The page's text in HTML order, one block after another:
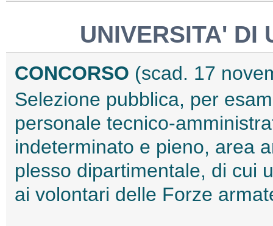
UNIVERSITA' DI
CONCORSO (scad. 17
Selezione pubblica, per
personale tecnico-
indeterminato e pieno, area
plesso dipartimentale, di cui
ai volontari delle Forze